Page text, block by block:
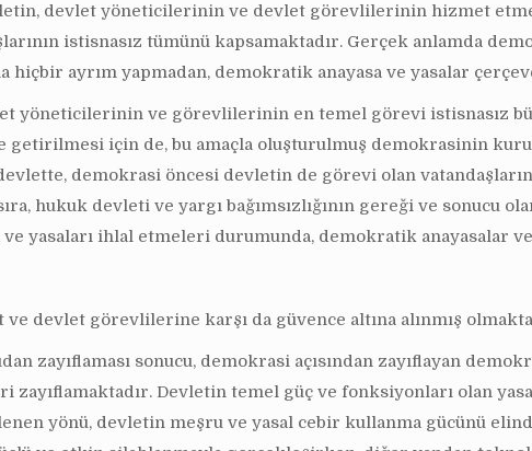
devlet yöneticilerinin ve devlet görevlilerinin hizmet
istisnasız tümünü kapsamaktadır. Gerçek anlamda
hiçbir ayrım yapmadan, demokratik anayasa ve yasalar
yöneticilerinin ve görevlilerinin en temel görevi istisnasız
getirilmesi için de, bu amaçla oluşturulmuş demokrasinin
demokrasi öncesi devletin de görevi olan
hukuk devleti ve yargı bağımsızlığının gereği ve sonucu
yasaları ihlal etmeleri durumunda, demokratik anayasalar ve
devlet görevlilerine karşı da güvence altına alınmış
zayıflaması sonucu, demokrasi açısından zayıflayan
Devletin temel güç ve fonksiyonları olan
yönü, devletin meşru ve yasal cebir kullanma gücünü